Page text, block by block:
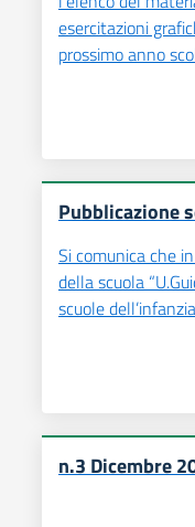
esercitazioni
prossimo anno
Pubblicazione
Si comunica che
della scuola
scuole
n.3 Dicembre